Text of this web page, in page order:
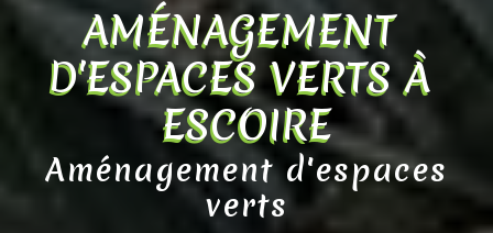
AMÉNAGEMENT
D'ESPACES VERTS À
ESCOIRE
Aménagement d'espaces
verts